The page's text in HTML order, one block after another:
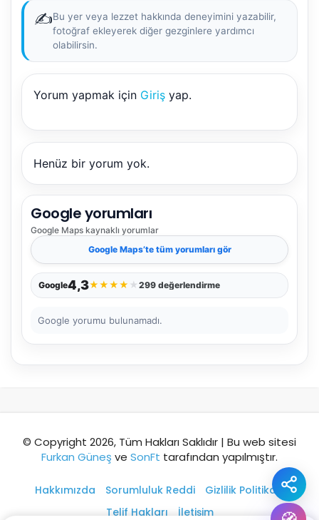
✍️Bu yer veya lezzet hakkında deneyimini yazabilir,
fotoğraf ekleyerek diğer gezginlere yardımcı
olabilirsin.
Yorum yapmak için Giriş yap.
Henüz bir yorum yok.
Google yorumları
Google Maps kaynaklı yorumlar
Google Maps’te tüm yorumları gör
Google4,3★★★★ ★ 299 değerlendirme
Google yorumu bulunamadı.
© Copyright 2026, Tüm Hakları Saklıdır | Bu web sitesi
Furkan Güneş ve SonFt tarafından yapılmıştır.
Hakkımızda Sorumluluk Reddi
Gizlilik Politikası
Telif Hakları
İletişim
NBY Akıllı Asistan
AI kullanmadan, sitedeki gerçek yerlerle akıllı rota
önerir.
Şehir / ilçe
🧭 Rehber ⭐ Popüler
🚶 Yürüyüş
Akıllı rota öner